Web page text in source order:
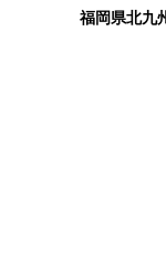
福岡県北九